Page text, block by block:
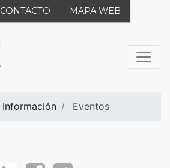
CONTACTO MAPA WEB
Información Eventos